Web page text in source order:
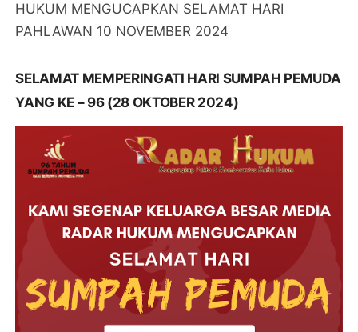
HUKUM MENGUCAPKAN SELAMAT HARI
PAHLAWAN 10 NOVEMBER 2024
SELAMAT MEMPERINGATI HARI SUMPAH PEMUDA
YANG KE – 96 (28 OKTOBER 2024)